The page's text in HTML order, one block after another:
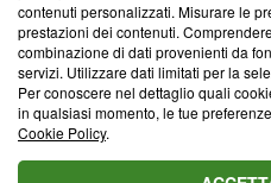
Cookie Policy
Blasting SA, IDI CHE-
Lugano (Svizzera) Tel:+39
© 2026 Blasting News
contenuti personalizzati. Misurare le
prestazioni dei contenuti.
combinazione di dati provenienti da
servizi. Utilizzare dati limitati per la
Per conoscere nel dettaglio quali
in qualsiasi momento, le tue
Cookie Policy.